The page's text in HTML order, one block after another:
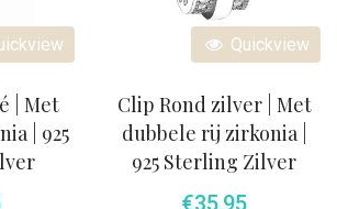
| Met
| 925
Quickview
Clip Rond zilver | Met
dubbele rij zirkonia |
925 Sterling Zilver
€35,95